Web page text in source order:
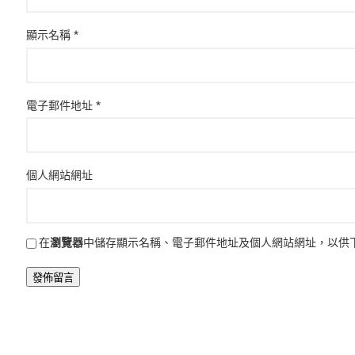
顯示名稱 *
電子郵件地址 *
個人網站網址
在瀏覽器中儲存顯示名稱、電子郵件地址及個人網站網址，以供